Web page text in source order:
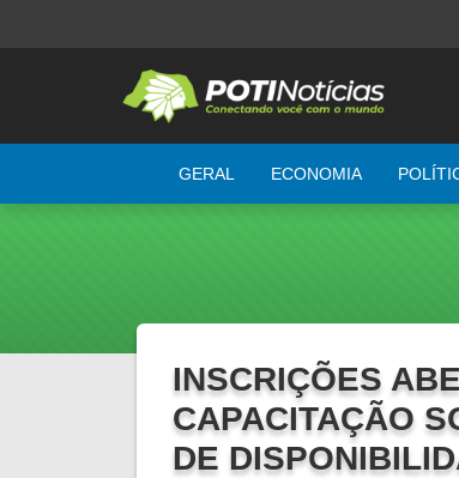
GERAL ECONOMIA
INSCRIÇÕES
CAPACITAÇÃO
DE